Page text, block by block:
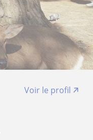
Voir le profil